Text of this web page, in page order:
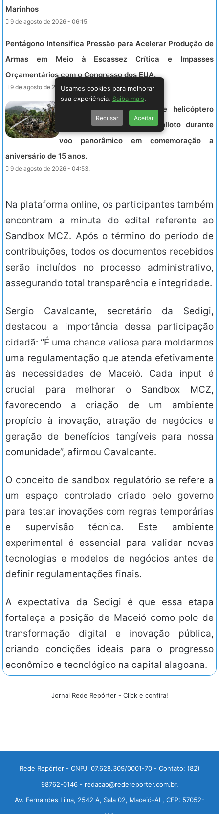
Marinhos
9 de agosto de 2026 - 06:15.
Pentágono Intensifica Pressão para Acelerar Produção de
Armas em Meio à Escassez Crítica e Impasses
Orçamentários com o Congresso dos EUA.
9 de agosto de 2026 - 06:03.
Tragédia no Rio: Queda de helicóptero
mata três colombianas e piloto durante
voo panorâmico em comemoração a
aniversário de 15 anos.
9 de agosto de 2026 - 04:53.
Na plataforma online, os participantes também
encontram a minuta do edital referente ao
Sandbox MCZ. Após o término do período de
contribuições, todos os documentos recebidos
serão incluídos no processo administrativo,
assegurando total transparência e integridade.
Sergio Cavalcante, secretário da Sedigi,
destacou a importância dessa participação
cidadã: “É uma chance valiosa para moldarmos
uma regulamentação que atenda efetivamente
às necessidades de Maceió. Cada input é
crucial para melhorar o Sandbox MCZ,
favorecendo a criação de um ambiente
propício à inovação, atração de negócios e
geração de benefícios tangíveis para nossa
comunidade”, afirmou Cavalcante.
O conceito de sandbox regulatório se refere a
um espaço controlado criado pelo governo
para testar inovações com regras temporárias
e supervisão técnica. Este ambiente
experimental é essencial para validar novas
tecnologias e modelos de negócios antes de
definir regulamentações finais.
A expectativa da Sedigi é que essa etapa
fortaleça a posição de Maceió como polo de
transformação digital e inovação pública,
criando condições ideais para o progresso
econômico e tecnológico na capital alagoana.
Jornal Rede Repórter - Click e confira!
Rede Repórter - CNPJ: 07.628.309/0001-70 - Contato: (82)
98762-0146 - redacao@redereporter.com.br.
Av. Fernandes Lima, 2542 A, Sala 02, Maceió-AL, CEP: 57052-
Usamos cookies para melhorar
sua experiência. Saiba mais
Recusar Aceitar